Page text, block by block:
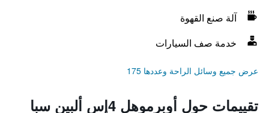
آلة صنع القهوة
خدمة صف السيارات
عرض جميع وسائل الراحة وعددها 175
تقييمات حول أوبرموهل 4إس ألبين سبا